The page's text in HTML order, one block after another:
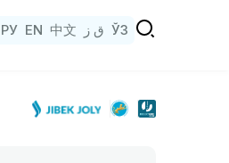
РУ EN 中文 ق ز ЎЗ